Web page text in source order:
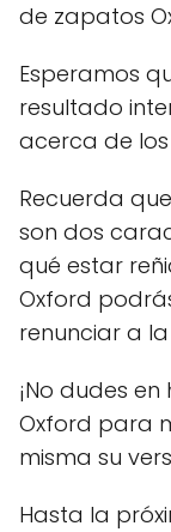
de zapatos
Esperamos
resultado
acerca de
Recuerda
son dos
qué estar
Oxford
renunciar a
¡No dudes
Oxford para
misma su
Hasta la